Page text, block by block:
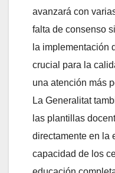
avanzará con
falta de consenso
la implementación
crucial para la
una atención más
La Generalitat
las plantillas
directamente en la
capacidad de los